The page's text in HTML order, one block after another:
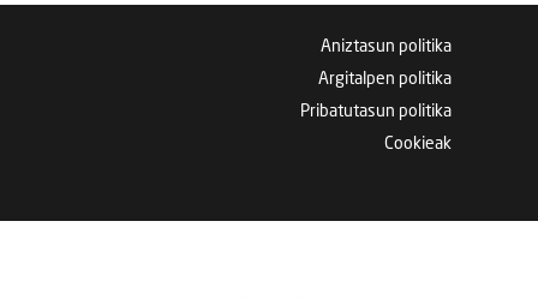
Aniztasun politika
Argitalpen politika
Pribatutasun politika
Cookieak